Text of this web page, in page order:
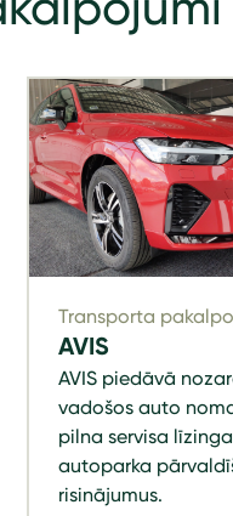
Transporta
AVIS
AVIS piedāvā
vadošos auto
pilna servisa
autoparka
risinājumus.